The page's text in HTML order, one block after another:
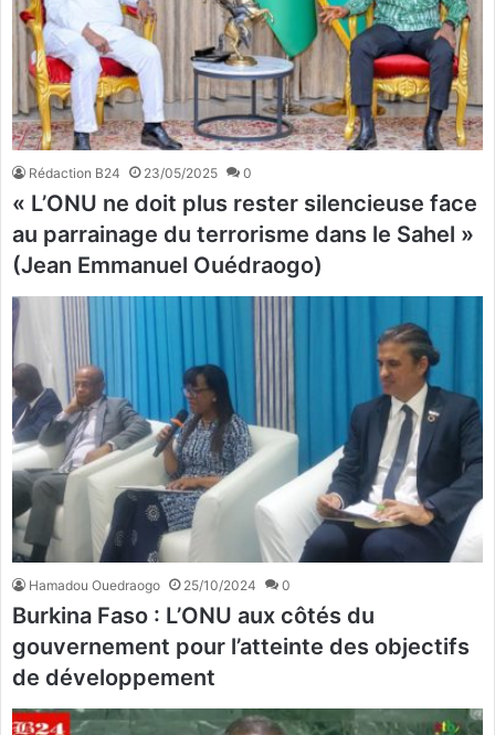
Rédaction B24 23/05/2025 0
« L’ONU ne doit plus rester silencieuse face
au parrainage du terrorisme dans le Sahel »
(Jean Emmanuel Ouédraogo)
Hamadou Ouedraogo 25/10/2024 0
Burkina Faso : L’ONU aux côtés du
gouvernement pour l’atteinte des objectifs
de développement